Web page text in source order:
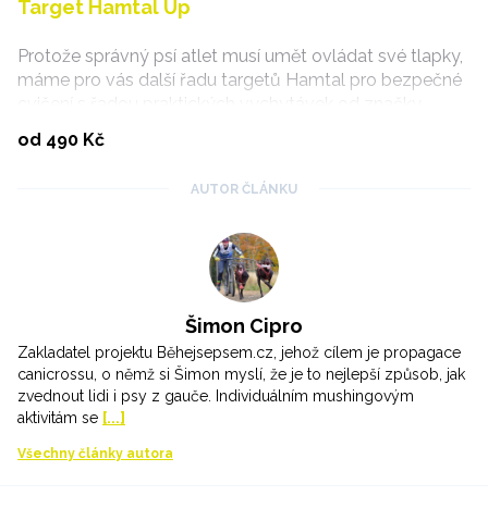
Target Hamtal Up
Protože správný psí atlet musí umět ovládat své tlapky,
máme pro vás další řadu targetů Hamtal pro bezpečné
cvičení s řadou praktických vychytávek od značky
od 490 Kč
AUTOR ČLÁNKU
Šimon Cipro
Zakladatel projektu Běhejsepsem.cz, jehož cílem je propagace
canicrossu, o němž si Šimon myslí, že je to nejlepší způsob, jak
zvednout lidi i psy z gauče. Individuálním mushingovým
aktivitám se [...]
Všechny články autora